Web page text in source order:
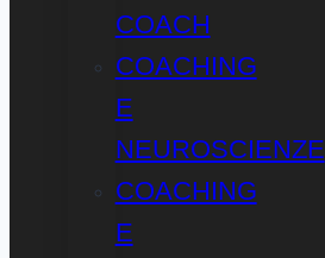
COACH
COACHING
E
NEUROSCIENZE
COACHING
E